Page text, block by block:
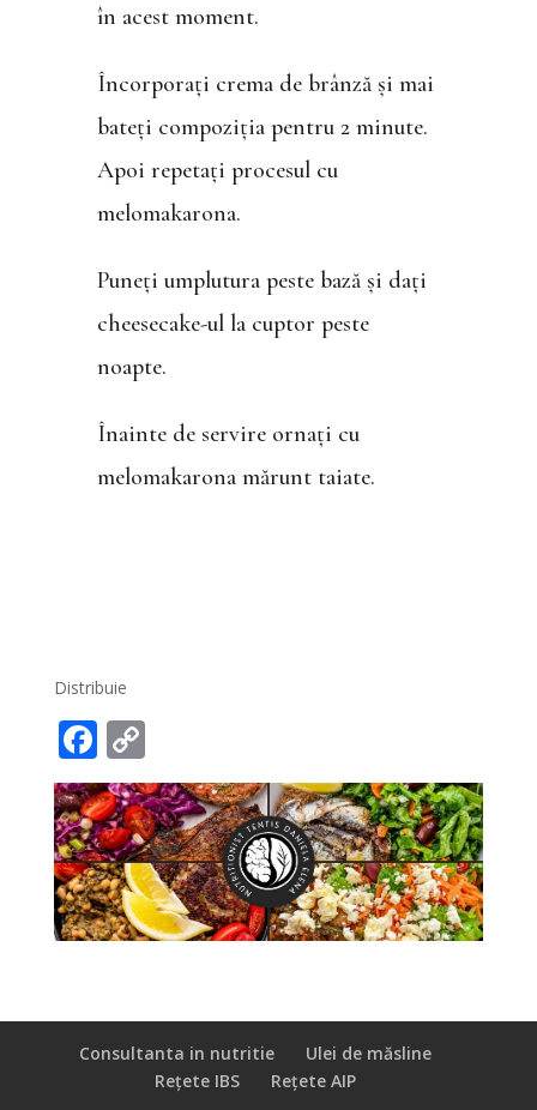
în acest moment.
Încorporați crema de brânză și mai
bateți compoziția pentru 2 minute.
Apoi repetați procesul cu
melomakarona.
Puneți umplutura peste bază și dați
cheesecake-ul la cuptor peste
noapte.
Înainte de servire ornați cu
melomakarona mărunt taiate.
Distribuie
F
ac
e
b
o
o
C
o
p
y
Li
n
Consultanta in nutritie
Ulei de măsline
Rețete IBS
Rețete AIP